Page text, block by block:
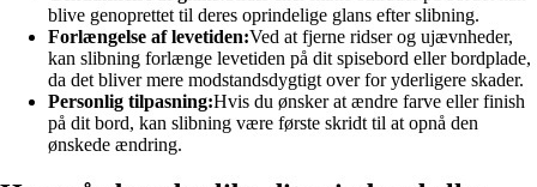
blive genoprettet til deres oprindelige glans efter slibning.
Forlængelse af levetiden:Ved at fjerne ridser og ujævnheder,
kan slibning forlænge levetiden på dit spisebord eller bordplade,
da det bliver mere modstandsdygtigt over for yderligere skader.
Personlig tilpasning:Hvis du ønsker at ændre farve eller finish
på dit bord, kan slibning være første skridt til at opnå den
ønskede ændring.